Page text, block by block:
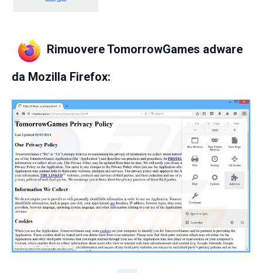
Rimuovere TomorrowGames adware
da Mozilla Firefox: